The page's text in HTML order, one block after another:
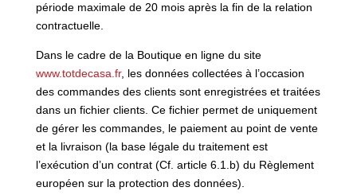
période maximale de 20 mois après la fin de la relation
contractuelle.
Dans le cadre de la Boutique en ligne du site
www.totdecasa.fr, les données collectées à l’occasion
des commandes des clients sont enregistrées et traitées
dans un fichier clients. Ce fichier permet de uniquement
de gérer les commandes, le paiement au point de vente
et la livraison (la base légale du traitement est
l’exécution d’un contrat (Cf. article 6.1.b) du Règlement
européen sur la protection des données).